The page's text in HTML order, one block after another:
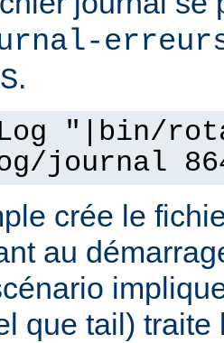
.
"|bin/
journal
crée le
au
que tail)